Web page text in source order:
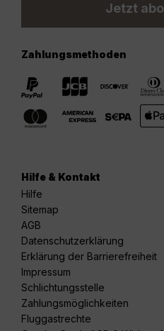
Jetzt
Zahlungsmethoden
Hilfe & Kontakt
Hilfe
Sitemap
AGB
Datenschutzerklärung
Erklärung der Barrierefreiheit
Impressum
Schlichtungsstelle
Zahlungsmöglichkeiten
Fluggastrechte